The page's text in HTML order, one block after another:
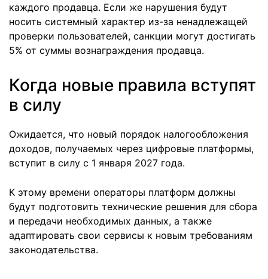
каждого продавца. Если же нарушения будут
носить системный характер из-за ненадлежащей
проверки пользователей, санкции могут достигать
5% от суммы вознаграждения продавца.
Когда новые правила вступят
в силу
Ожидается, что новый порядок налогообложения
доходов, получаемых через цифровые платформы,
вступит в силу с 1 января 2027 года.
К этому времени операторы платформ должны
будут подготовить технические решения для сбора
и передачи необходимых данных, а также
адаптировать свои сервисы к новым требованиям
законодательства.